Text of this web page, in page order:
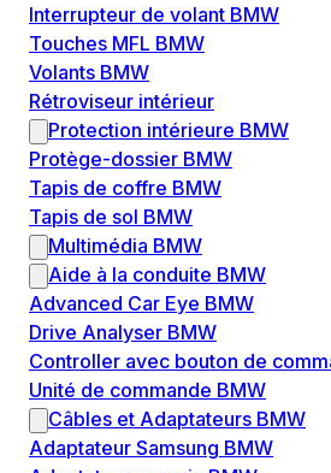
Interrupteur de volant BMW
Touches MFL BMW
Volants BMW
Rétroviseur intérieur
Protection intérieure BMW
Protège-dossier BMW
Tapis de coffre BMW
Tapis de sol BMW
Multimédia BMW
Aide à la conduite BMW
Advanced Car Eye BMW
Drive Analyser BMW
Controller avec bouton de
Unité de commande BMW
Câbles et Adaptateurs BMW
Adaptateur Samsung BMW